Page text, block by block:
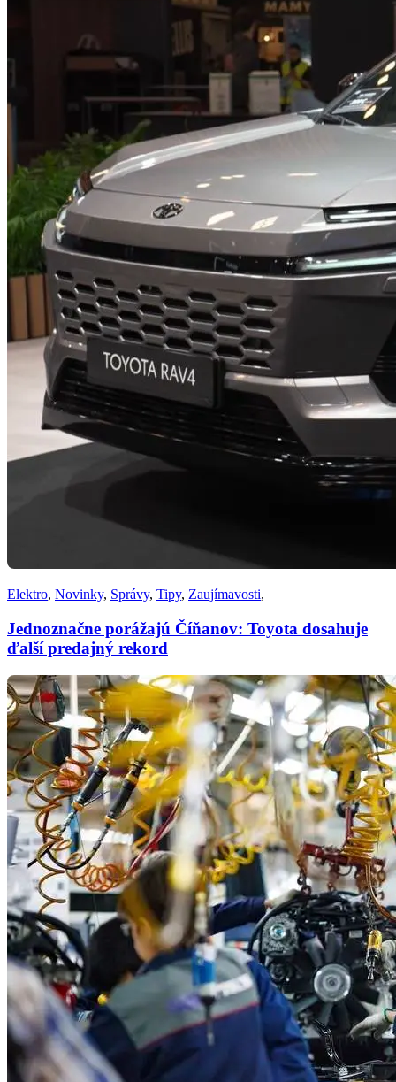
Elektro, Novinky, Správy, Tipy, Zaujímavosti,
Jednoznačne porážajú Číňanov: Toyota dosahuje
ďalší predajný rekord